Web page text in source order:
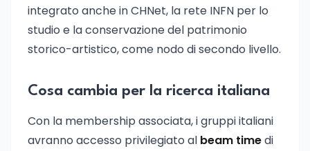
integrato anche in CHNet, la rete INFN per lo
studio e la conservazione del patrimonio
storico-artistico, come nodo di secondo livello.
Cosa cambia per la ricerca italiana
Con la membership associata, i gruppi italiani
avranno accesso privilegiato al beam timedi